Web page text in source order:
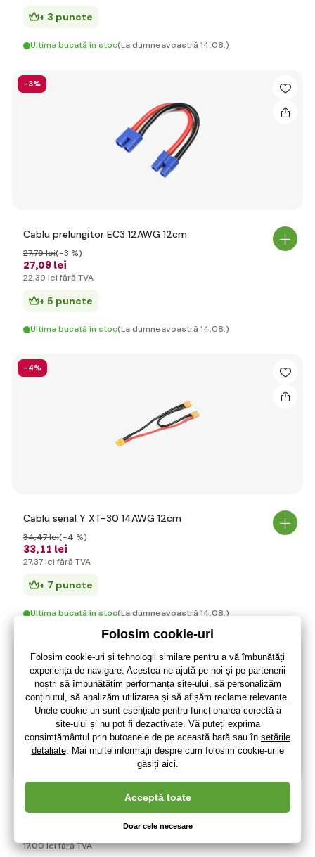
+ 3 puncte
Ultima bucată în stoc(La dumneavoastră 14.08.)
-3%
Cablu prelungitor EC3 12AWG 12cm
27,09 lei
27,79 lei(-3 %)
22,39 lei fără TVA
+ 5 puncte
Ultima bucată în stoc(La dumneavoastră 14.08.)
-4%
Cablu serial Y XT-30 14AWG 12cm
33,11 lei
34,47 lei(-4 %)
27,37 lei fără TVA
+ 7 puncte
Ultima bucată în stoc(La dumneavoastră 14.08.)
-5%
Cablu serial Y JST 20AWG 12cm
17,00 leifără TVA